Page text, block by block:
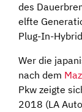
des
elfte
Plug-In-
Wer die
nach dem
Pkw zeigte
2018 (LA